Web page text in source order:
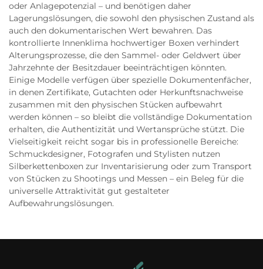
oder Anlagepotenzial – und benötigen daher
Lagerungslösungen, die sowohl den physischen Zustand als
auch den dokumentarischen Wert bewahren. Das
kontrollierte Innenklima hochwertiger Boxen verhindert
Alterungsprozesse, die den Sammel- oder Geldwert über
Jahrzehnte der Besitzdauer beeinträchtigen könnten.
Einige Modelle verfügen über spezielle Dokumentenfächer,
in denen Zertifikate, Gutachten oder Herkunftsnachweise
zusammen mit den physischen Stücken aufbewahrt
werden können – so bleibt die vollständige Dokumentation
erhalten, die Authentizität und Wertansprüche stützt. Die
Vielseitigkeit reicht sogar bis in professionelle Bereiche:
Schmuckdesigner, Fotografen und Stylisten nutzen
Silberkettenboxen zur Inventarisierung oder zum Transport
von Stücken zu Shootings und Messen – ein Beleg für die
universelle Attraktivität gut gestalteter
Aufbewahrungslösungen.